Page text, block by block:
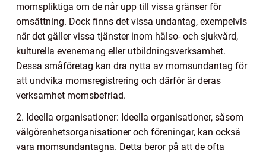
momspliktiga om de når upp till vissa gränser för
omsättning. Dock finns det vissa undantag, exempelvis
när det gäller vissa tjänster inom hälso- och sjukvård,
kulturella evenemang eller utbildningsverksamhet.
Dessa småföretag kan dra nytta av momsundantag för
att undvika momsregistrering och därför är deras
verksamhet momsbefriad.
2. Ideella organisationer: Ideella organisationer, såsom
välgörenhetsorganisationer och föreningar, kan också
vara momsundantagna. Detta beror på att de ofta